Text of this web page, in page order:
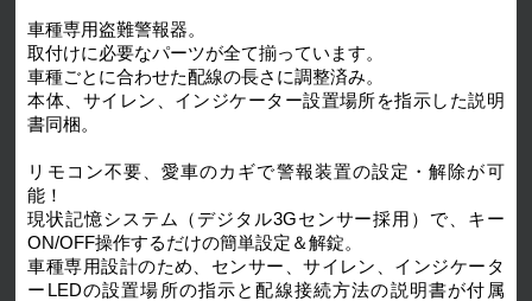
車種専用盗難警報器。
取付けに必要なパーツが全て揃っています。
車種ごとに合わせた配線の長さに調整済み。
本体、サイレン、インジケーター設置場所を指示した説明
書同梱。
リモコン不要、愛車のカギで警報装置の設定・解除が可
能！
現状記憶システム（デジタル3Gセンサー採用）で、キー
ON/OFF操作するだけの簡単設定＆解錠。
車種専用設計のため、センサー、サイレン、インジケータ
ーLEDの設置場所の指示と配線接続方法の説明書が付属